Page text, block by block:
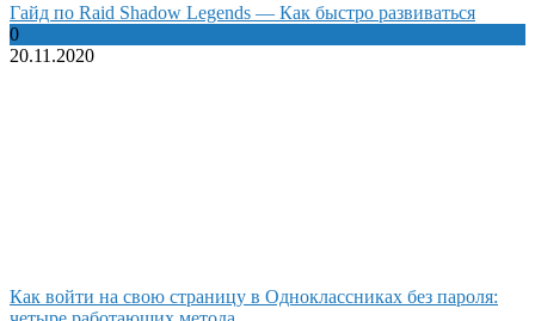
Гайд по Raid Shadow Legends — Как быстро развиваться
0
20.11.2020
Как войти на свою страницу в Одноклассниках без пароля: